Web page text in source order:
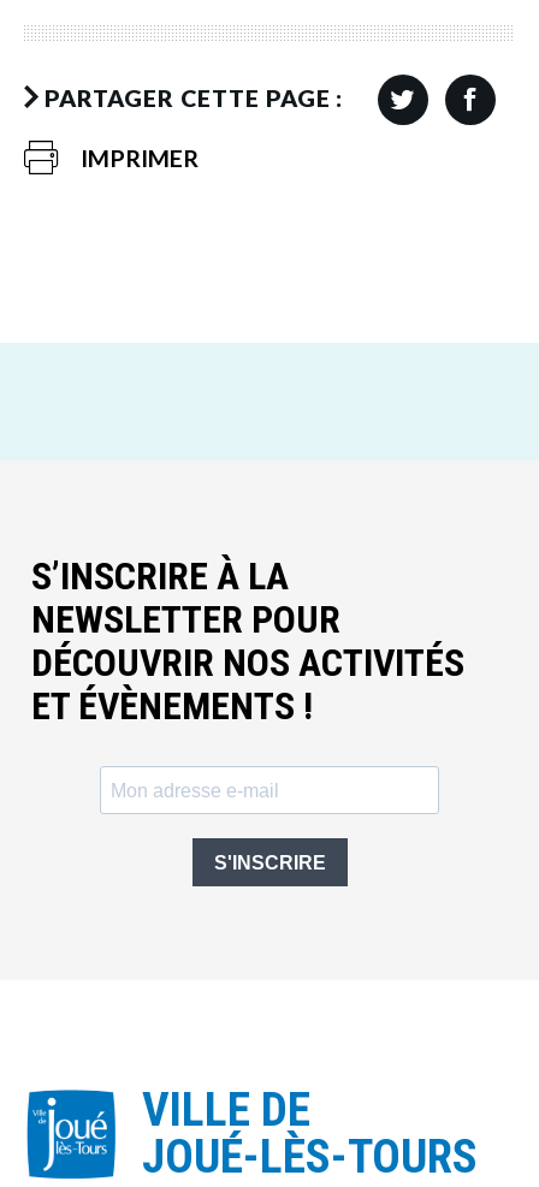
PARTAGER CETTE PAGE :
IMPRIMER
S’INSCRIRE À LA
NEWSLETTER POUR
DÉCOUVRIR NOS ACTIVITÉS
ET ÉVÈNEMENTS !
S'INSCRIRE
VILLE DE
JOUÉ-LÈS-TOURS